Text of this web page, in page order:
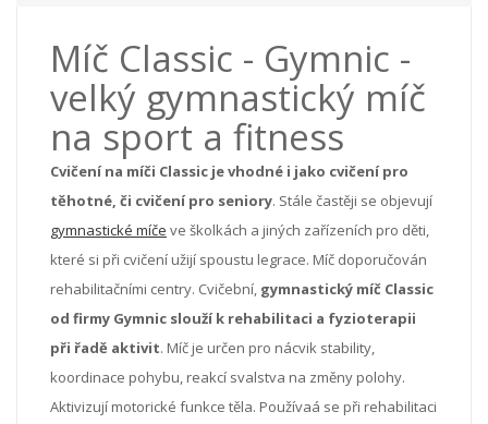
Míč Classic - Gymnic -
velký gymnastický míč
na sport a fitness
Cvičení na míči Classic je vhodné i jako cvičení pro
těhotné, či cvičení pro seniory. Stále častěji se objevují
gymnastické míče ve školkách a jiných zařízeních pro děti,
které si při cvičení užijí spoustu legrace. Míč doporučován
rehabilitačními centry. Cvičební, gymnastický míč Classic
od firmy Gymnic slouží k rehabilitaci a fyzioterapii
při řadě aktivit. Míč je určen pro nácvik stability,
koordinace pohybu, reakcí svalstva na změny polohy.
Aktivizují motorické funkce těla. Používaá se při rehabilitaci